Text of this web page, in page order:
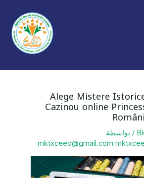
Alege Mistere
Cazinou online
/ بواسطة
mktxceed@gmail.com